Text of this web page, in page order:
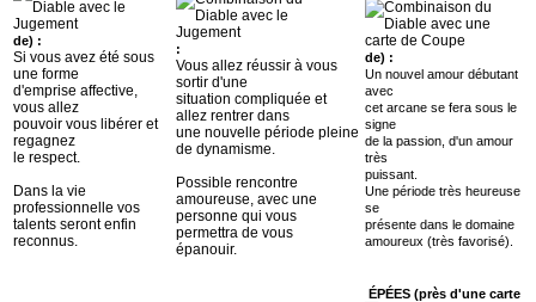
de) :
Si vous avez été sous
une forme
d'emprise affective,
vous allez
pouvoir vous libérer et
regagnez
le respect.
Dans la vie
professionnelle vos
talents seront enfin
reconnus.
:
Vous allez réussir à vous
sortir d'une
situation compliquée et
allez rentrer dans
une nouvelle période pleine
de dynamisme.
Possible rencontre
amoureuse, avec une
personne qui vous
permettra de vous
épanouir.
de) :
Un nouvel amour débutant
avec
cet arcane se fera sous le
signe
de la passion, d'un amour
très
puissant.
Une période très heureuse
se
présente dans le domaine
amoureux (très favorisé).
ÉPÉES (près d'une carte